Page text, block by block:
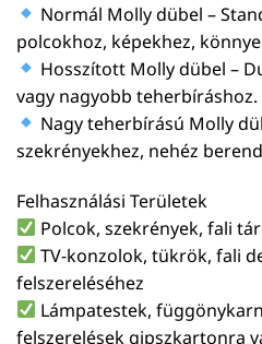
Normál Molly dübel –
polcokhoz, képekhez,
Hosszított Molly dübel –
vagy nagyobb teherbíráshoz.
Nagy teherbírású Molly
szekrényekhez, nehéz
Felhasználási Területek
Polcok, szekrények, fali
TV-konzolok, tükrök, fali
felszereléséhez
Lámpatestek,
felszerelések gipszkartonra